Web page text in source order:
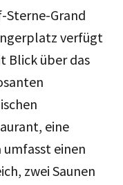
Sterne-Grand
verfügt
Blick über das
eine
umfasst einen
zwei Saunen